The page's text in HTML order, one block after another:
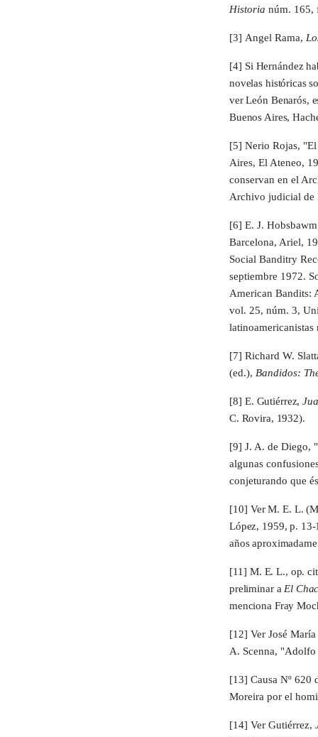
Historia núm. 1­65,
[3] Angel Rama,
[4] Si Her­nán­dez
nove­las histó­ricas
ver León Benarós,
Buenos Aires,
[5] Nerio Ro­jas,
Aires, El Ateneo,
conservan en el
Archivo judicial de
[6] E. J.
Barcelo­na, Ariel,
Social Bandi­try
septiembre 1972.
Ameri­can Ban­dits:
vol. 25, núm. 3,
[7] Richard W.
(ed.), Bandidos:
[8] E. Gutiérrez,
C. Rovira, 1932).
[9] J. A. de Diego,
algunas
conje­turando que
[10] Ver M. E. L.
López, 1959, p. 13-
años
[11] M. E. L., op.
preli­minar a El
menciona Fray
[12] Ver José
A. Scenna,
[13] Causa Nº 620
Morei­ra por el
[14] Ver Gutiérrez,